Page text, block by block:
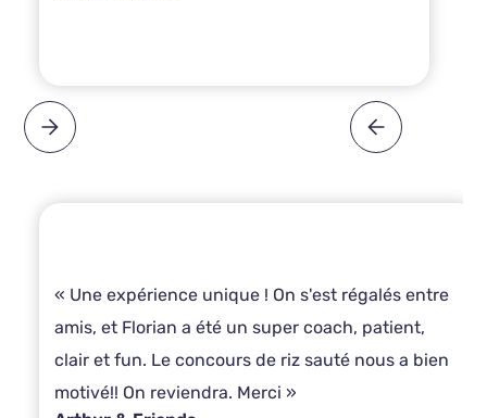
« Une expérience unique ! On s'est régalés entre
amis, et Florian a été un super coach, patient,
clair et fun. Le concours de riz sauté nous a bien
motivé!! On reviendra. Merci »